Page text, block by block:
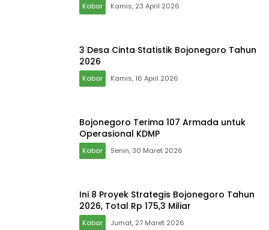
Kabar Kamis, 23 April 2026
3 Desa Cinta Statistik Bojonegoro Tahun
2026
Kabar Kamis, 16 April 2026
Bojonegoro Terima 107 Armada untuk
Operasional KDMP
Kabar Senin, 30 Maret 2026
Ini 8 Proyek Strategis Bojonegoro Tahun
2026, Total Rp 175,3 Miliar
Kabar Jumat, 27 Maret 2026